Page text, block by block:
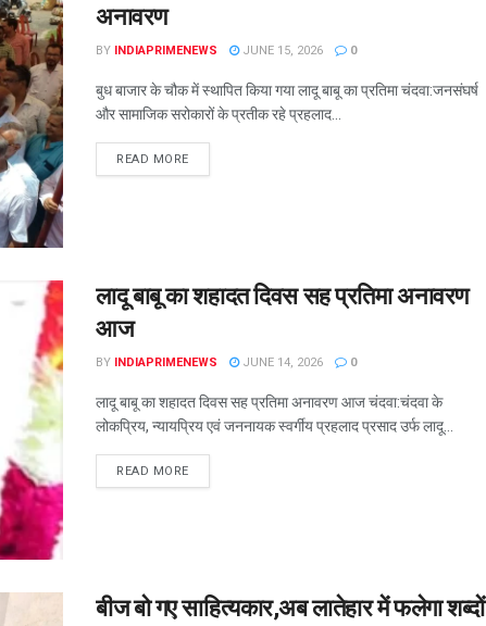
अनावरण
BY INDIAPRIMENEWS JUNE 15, 2026 0
बुध बाजार के चौक में स्थापित किया गया लादू बाबू का प्रतिमा चंदवा:जनसंघर्ष
और सामाजिक सरोकारों के प्रतीक रहे प्रहलाद...
READ MORE
लादू बाबू का शहादत दिवस सह प्रतिमा अनावरण
आज
BY INDIAPRIMENEWS JUNE 14, 2026 0
लादू बाबू का शहादत दिवस सह प्रतिमा अनावरण आज चंदवा:चंदवा के
लोकप्रिय, न्यायप्रिय एवं जननायक स्वर्गीय प्रहलाद प्रसाद उर्फ लादू...
READ MORE
बीज बो गए साहित्यकार,अब लातेहार में फलेगा शब्दों